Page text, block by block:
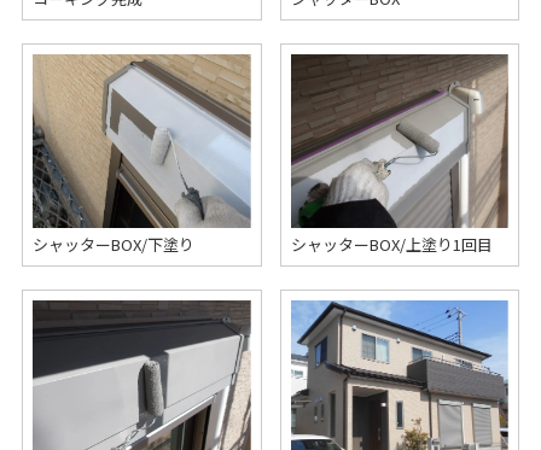
シャッターBOX/下塗り シャッターBOX/上塗り1回目